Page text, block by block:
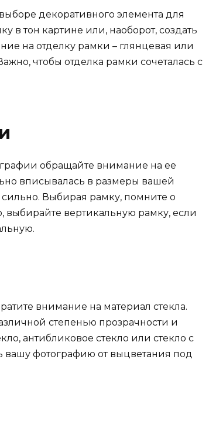
декоративного элемента для
в тон картине или, наоборот, создать
на отделку рамки – глянцевая или
чтобы отделка рамки сочеталась с
обращайте внимание на ее
вписывалась в размеры вашей
Выбирая рамку, помните о
выбирайте вертикальную рамку, если
внимание на материал стекла.
степенью прозрачности и
антибликовое стекло или стекло с
вашу фотографию от выцветания под